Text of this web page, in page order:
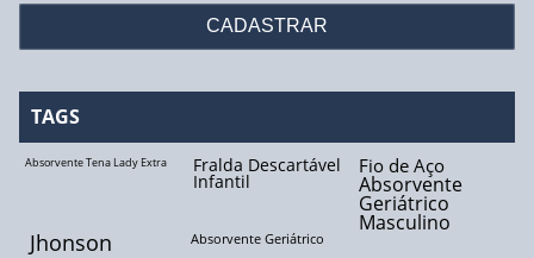
TAGS
Absorvente Tena Lady Extra Fralda Descartável
Infantil
Fio de Aço
Absorvente
Geriátrico
Masculino
Jhonson Absorvente Geriátrico